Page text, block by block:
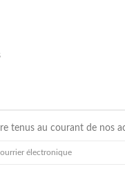
tenus au courant de nos